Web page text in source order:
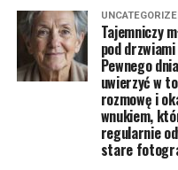
Tajemniczy
pod
Pewnego
uwierzyć w
rozmowę i
wnukiem,
regularnie
stare